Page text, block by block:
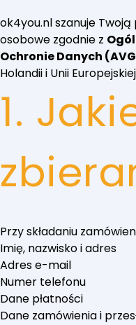
ok4you.nl szanuje
osobowe zgodnie z
Ochronie Danych
Holandii i Unii
1.
Przy składaniu
Imię, nazwisko i adres
Adres e-mail
Numer telefonu
Dane płatności
Dane zamówienia i